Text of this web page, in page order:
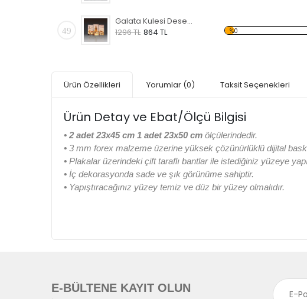
49
Galata Kulesi Desen Duvar Panosu
1296 TL 864 TL %0
Ürün Özellikleri Yorumlar (0) Taksit Seçenekleri
Ürün Detay ve Ebat/Ölçü Bilgisi
• 2 adet 23x45 cm 1 adet 23x50 cm ölçülerindedir.
• 3 mm forex malzeme üzerine yüksek çözünürlüklü dijital
• Plakalar üzerindeki çift taraflı bantlar ile istediğiniz yüzeye
• İç dekorasyonda sade ve şık görünüme sahiptir.
• Yapıştıracağınız yüzey temiz ve düz bir yüzey olmalıdır.
E-BÜLTENE KAYIT OLUN